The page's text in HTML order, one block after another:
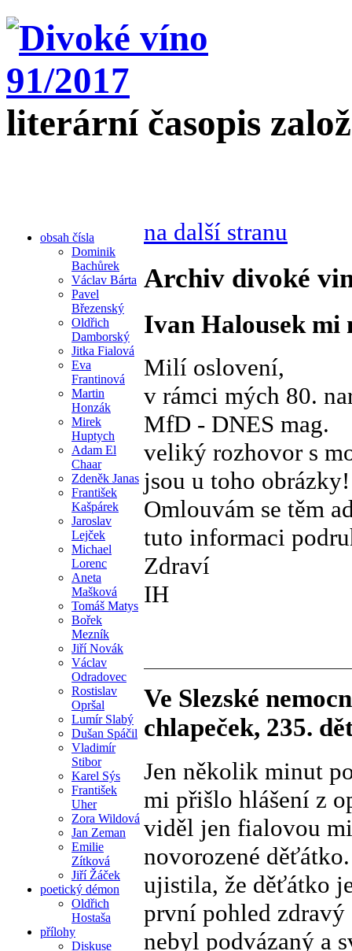
literární časopis
obsah čísla
Dominik
Bachůrek
Václav Bárta
Pavel
Březenský
Oldřich
Damborský
Jitka Fialová
Eva
Frantinová
Martin
Honzák
Mirek
Huptych
Adam El
Chaar
Zdeněk Janas
František
Kašpárek
Jaroslav
Lejček
Michael
Lorenc
Aneta
Mašková
Tomáš Matys
Bořek
Mezník
Jiří Novák
Václav
Odradovec
Rostislav
Opršal
Lumír Slabý
Dušan Spáčil
Vladimír
Stibor
Karel Sýs
František
Uher
Zora Wildová
Jan Zeman
Emilie
Zítková
Jiří Žáček
poetický démon
Oldřich
Hostaša
přílohy
Diskuse
na další stranu
Archiv divoké
Ivan Halousek mi
Milí oslovení,
v rámci mých 80.
MfD - DNES mag.
veliký rozhovor s
jsou u toho obrázky!
Omlouvám se těm
tuto informaci
Zdraví
IH
Ve Slezské
chlapeček, 235.
Jen několik minut
mi přišlo hlášení z
viděl jen fialovou
novorozené
ujistila, že děťátko
první pohled
nebyl podvázaný a